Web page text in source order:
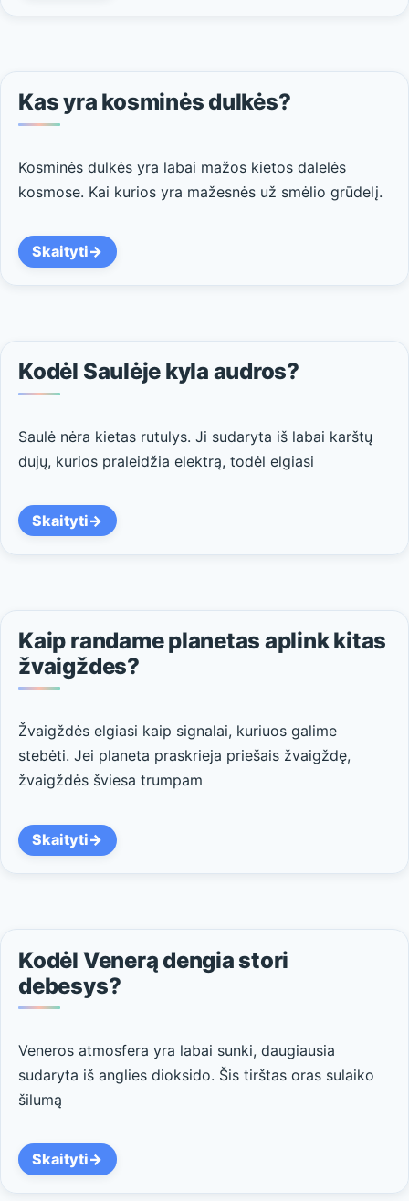
Kas yra kosminės dulkės?
Kosminės dulkės yra labai mažos kietos dalelės
kosmose. Kai kurios yra mažesnės už smėlio grūdelį.
Skaityti
Kodėl Saulėje kyla audros?
Saulė nėra kietas rutulys. Ji sudaryta iš labai karštų
dujų, kurios praleidžia elektrą, todėl elgiasi
Skaityti
Kaip randame planetas aplink kitas
žvaigždes?
Žvaigždės elgiasi kaip signalai, kuriuos galime
stebėti. Jei planeta praskrieja priešais žvaigždę,
žvaigždės šviesa trumpam
Skaityti
Kodėl Venerą dengia stori
debesys?
Veneros atmosfera yra labai sunki, daugiausia
sudaryta iš anglies dioksido. Šis tirštas oras sulaiko
šilumą
Skaityti